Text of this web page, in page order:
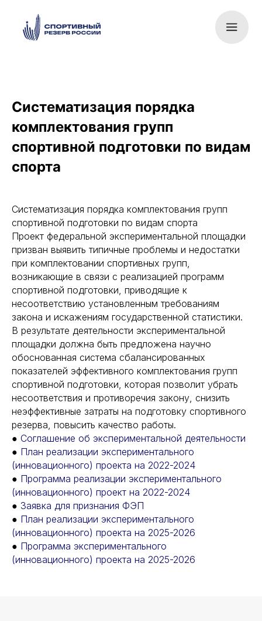
Систематизация порядка
комплектования групп
спортивной подготовки по видам
спорта
Систематизация порядка комплектования групп
спортивной подготовки по видам спорта
Проект федеральной экспериментальной площадки
призван выявить типичные проблемы и недостатки
при комплектовании спортивных групп,
возникающие в связи с реализацией программ
спортивной подготовки, приводящие к
несоответствию установленным требованиям
закона и искажениям государственной статистики.
В результате деятельности экспериментальной
площадки должна быть предложена научно
обоснованная система сбалансированных
показателей эффективного комплектования групп
спортивной подготовки, которая позволит убрать
несоответствия и противоречия закону, снизить
неэффективные затраты на подготовку спортивного
резерва, повысить качество работы.
● Соглашение об экспериментальной деятельности
● План реализации экспериментального
(инновационного) проекта на 2022-2024
​​​​● Программа реализации экспериментального
(инновационного) проект на 2022-2024
● Заявка для признания ФЭП
● План реализации экспериментального
(инновационного) проекта на 2025-2026
● Программа экспериментального
(инновационного) проекта на 2025-2026